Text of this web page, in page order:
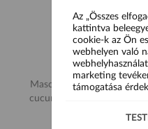
Masons Pink grapefruit &
cucumber gin 42% 700ml
Az „Összes
kattintva
cookie-k az Ön
webhelyen való
marketing
támogatása